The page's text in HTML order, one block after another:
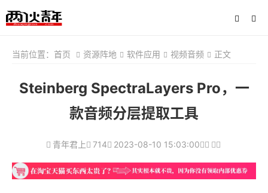
当前位置： 首页 资源阵地 软件应用 视频音频 正文
Steinberg SpectraLayers Pro，一
款音频分层提取工具
青年君上 714 2023-08-10 15:03:00